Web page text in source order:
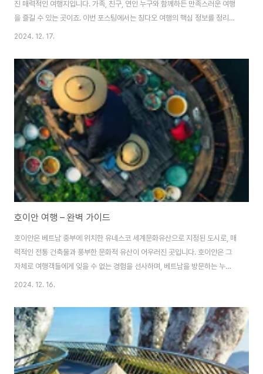
진 매력적인 여행지입니다. 가족, 친구, 연인 누구와 함께하든 만족스러운 여행
을 즐길 수 있는 곳이죠. 이번 포스팅에서는 칭다오 여행의 핵심 정보를 정리해
봤습니다. 여행 계획에 도움이 되길 바랍니다!칭다오의 매력과 기본 정보칭다
히 남아있는 도시입니다. 독특한 건축 양식과 함께 맥주로도 유명하죠. 특히 매
년 열리는 칭다오 맥주축제는 세계적인 이벤트입니다.추천 여행 기간: 2박 3일
~ 4박 5일최적의 여행 시기: 5월~10월 (특히 맥주 축제는 8월)대표 특산물:
칭다오 맥주, 신선한 해산물1. 칭다오 여행 시 꼭 가봐야 할 명소① 잔교(栈桥)
잔교는 칭다오를..
2024. 12. 17.
호이안 여행 – 완벽 가이드
호이안은 베트남 중부에 위치한 유네스코 세계문화유산으로 지정된 도시로, 매
력적인 전통 건축물과 풍부한 문화적 유산이 어우러진 곳입니다. 호이안은 그
자체로 여행객들에게 잊을 수 없는 경험을 선사하며, 베트남을 방문하는 누구
에게나 꼭 추천되는 여행지입니다. 이 글에서는 호이안 여행에 필요한 모든 정
치: 베트남 꽝남 성에 위치하며, 다낭에서 약 30km 떨어져 있습니다.특
징:15~19세기에 번성한 국제 교역 도시로, 일본, 중국, 프랑스의 영향을 받은
독특한 건축 양식을 자랑합니다.호이안 구시가는 유네스코 세계문화유산으로
지정되어 보호받고 있어요.호이안의 매력전통과 현대의 조화: 고풍스러운 건물
과 함께 세련된 카페, 레스토랑이 어우러..
2024. 12. 16.